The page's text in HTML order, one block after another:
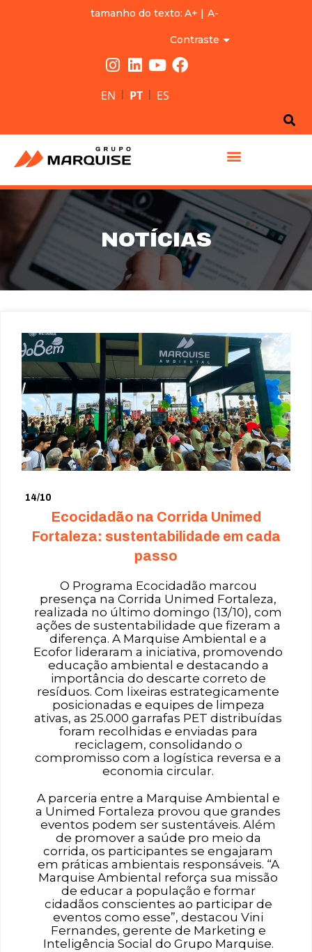
tamanho do texto: A+ | A-
Contraste
EN | PT | ES
NOTÍCIAS
14/10
Ecocidadão na Corrida Unimed
Fortaleza: sustentabilidade em cada
passo
O Programa Ecocidadão marcou
presença na Corrida Unimed Fortaleza,
realizada no último domingo (13/10), com
ações de sustentabilidade que fizeram a
diferença. A Marquise Ambiental e a
Ecofor lideraram a iniciativa, promovendo
educação ambiental e destacando a
importância do descarte correto de
resíduos. Com lixeiras estrategicamente
posicionadas e equipes de limpeza
ativas, as 25.000 garrafas PET distribuídas
foram recolhidas e enviadas para
reciclagem, consolidando o
compromisso com a logística reversa e a
economia circular.
A parceria entre a Marquise Ambiental e
a Unimed Fortaleza provou que grandes
eventos podem ser sustentáveis. Além
de promover a saúde pro meio da
corrida, os participantes se engajaram
em práticas ambientais responsáveis. “A
Marquise Ambiental reforça sua missão
de educar a população e formar
cidadãos conscientes ao participar de
eventos como esse”, destacou Vini
Fernandes, gerente de Marketing e
Inteligência Social do Grupo Marquise.